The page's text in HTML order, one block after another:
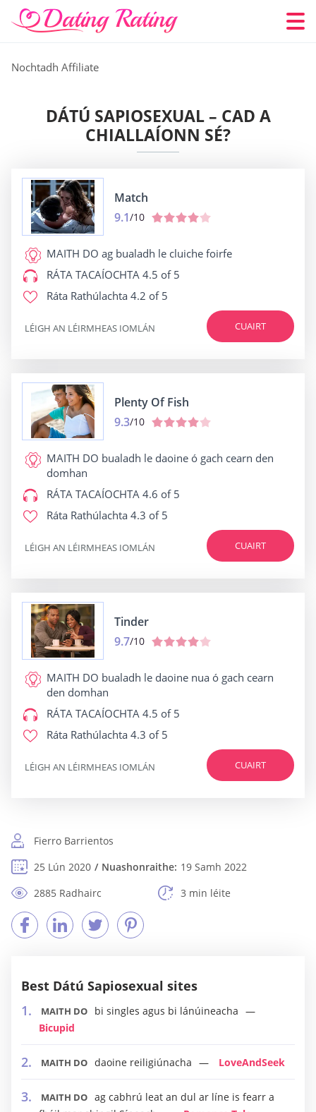
Nochtadh Affiliate
DÁTÚ SAPIOSEXUAL – CAD A
CHIALLAÍONN SÉ?
Match
9.1/10
MAITH DO ag bualadh le cluiche foirfe
RÁTA TACAÍOCHTA 4.5 of 5
Ráta Rathúlachta 4.2 of 5
CUAIRT
LÉIGH AN LÉIRMHEAS IOMLÁN
Plenty Of Fish
9.3/10
MAITH DO bualadh le daoine ó gach cearn den
domhan
RÁTA TACAÍOCHTA 4.6 of 5
Ráta Rathúlachta 4.3 of 5
CUAIRT
LÉIGH AN LÉIRMHEAS IOMLÁN
Tinder
9.7/10
MAITH DO bualadh le daoine nua ó gach cearn
den domhan
RÁTA TACAÍOCHTA 4.5 of 5
Ráta Rathúlachta 4.3 of 5
CUAIRT
LÉIGH AN LÉIRMHEAS IOMLÁN
Fierro Barrientos
25 Lún 2020
Nuashonraithe: 19 Samh 2022
2885 Radhairc
3 min léite
Best Dátú Sapiosexual sites
MAITH DO
bi singles agus bi lánúineacha
Bicupid
MAITH DO daoine reiligiúnacha LoveAndSeek
MAITH DO ag cabhrú leat an dul ar líne is fearr a